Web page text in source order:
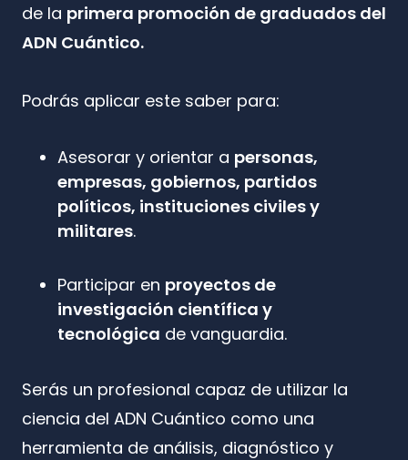
de la primera promoción de graduados del
ADN Cuántico.
Podrás aplicar este saber para:
Asesorar y orientar a personas,
empresas, gobiernos, partidos
políticos, instituciones civiles y
militares.
Participar en proyectos de
investigación científica y
tecnológica de vanguardia.
Serás un profesional capaz de utilizar la
ciencia del ADN Cuántico como una
herramienta de análisis, diagnóstico y